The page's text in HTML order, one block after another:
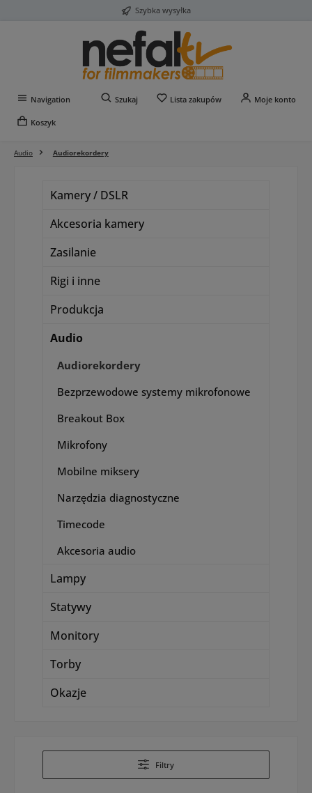
Szybka wysyłka
Navigation Szukaj Lista zakupówMasz 0 przedmioty na
Moje konto
Koszyk
Audio Audiorekordery
Kamery / DSLR
Akcesoria kamery
Zasilanie
Rigi i inne
Produkcja
Audio
Audiorekordery
Bezprzewodowe systemy mikrofonowe
Breakout Box
Mikrofony
Mobilne miksery
Narzędzia diagnostyczne
Timecode
Akcesoria audio
Lampy
Statywy
Monitory
Torby
Okazje
Filtry